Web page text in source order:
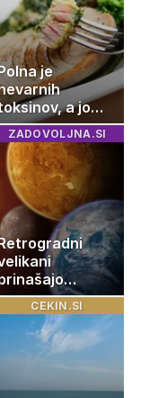
je
a jo
vsi radi:
je najbolj
nezdrava riba, ki
mnogi redno
uživajo
ZADOVOLJNA.SI
– kaj
pomeni, da so
Saturn, Neptun
CEKIN.SI